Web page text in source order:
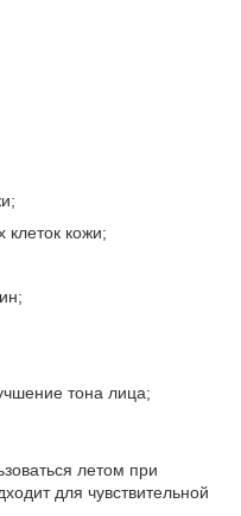
кожи;
тона лица;
летом при
для чувствительной